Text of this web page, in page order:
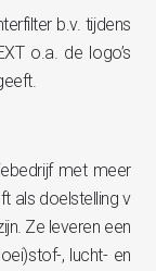
b.v. tijdens
o.a. de logo’s
met meer
als doelstelling v
Ze leveren een
, lucht- en